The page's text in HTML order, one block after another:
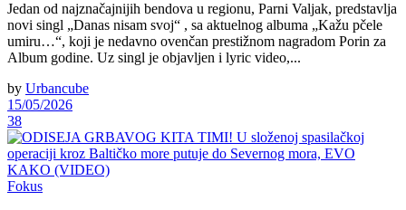
Jedan od najznačajnijih bendova u regionu, Parni Valjak, predstavlja
novi singl „Danas nisam svoj“ , sa aktuelnog albuma „Kažu pčele
umiru…“, koji je nedavno ovenčan prestižnom nagradom Porin za
Album godine. Uz singl je objavljen i lyric video,...
by Urbancube
15/05/2026
38
Fokus